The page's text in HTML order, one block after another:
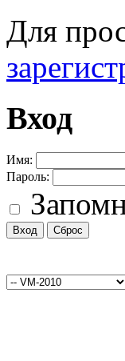
Для
Вход
Имя:
Пароль: